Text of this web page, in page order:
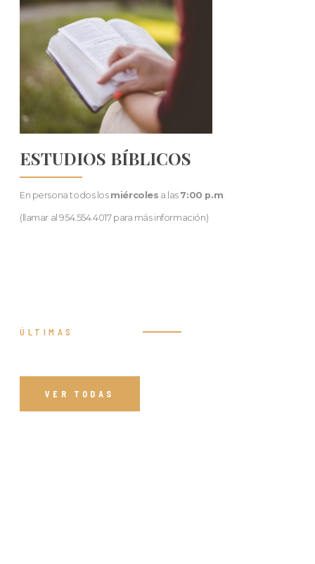
ESTUDIOS BÍBLICOS
En persona todos los miércoles a las 7:00 p.m.
(llamar al 954.554.4017 para más información)
ÚLTIMAS
VER TODAS